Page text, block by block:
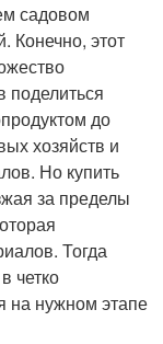
садовом
Конечно, этот
поделиться
до
хозяйств и
Но купить
за пределы
Тогда
четко
на нужном этапе